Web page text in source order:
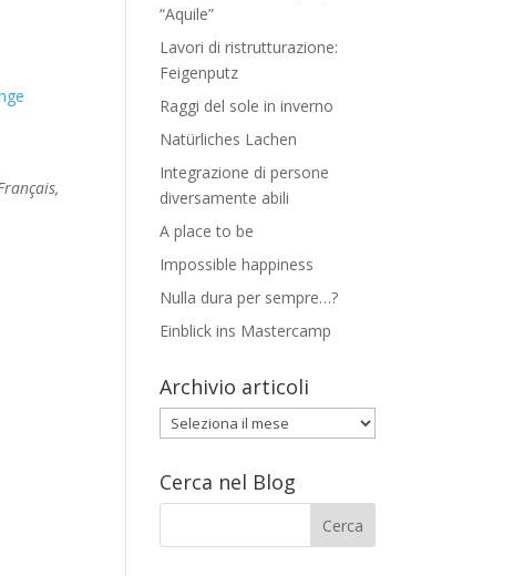
“Aquile”
Lavori di ristrutturazione:
Feigenputz
Raggi del sole in inverno
Natürliches Lachen
Integrazione di persone
diversamente abili
A place to be
Impossible happiness
Nulla dura per sempre…?
Einblick ins Mastercamp
Archivio articoli
Archivio
articoli
Cerca nel Blog